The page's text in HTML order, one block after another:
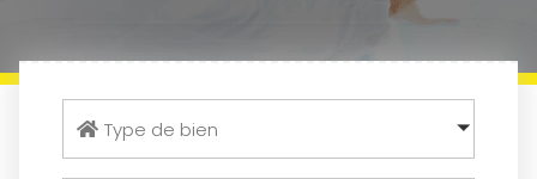
Type de bien